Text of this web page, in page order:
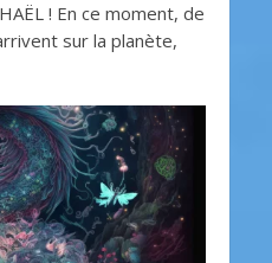
! En ce moment, de
sur la planète,